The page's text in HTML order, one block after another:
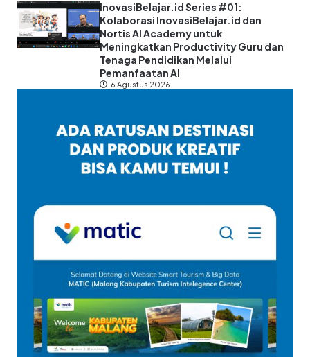
InovasiBelajar.id Series #01:
Kolaborasi InovasiBelajar.id dan
Nortis AI Academy untuk
Meningkatkan Productivity Guru dan
Tenaga Pendidikan Melalui
Pemanfaatan AI
6 Agustus 2026